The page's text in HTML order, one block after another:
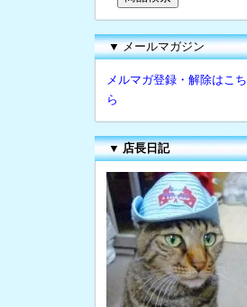
▼ メールマガジン
メルマガ登録・解除はこち
ら
▼ 店長日記